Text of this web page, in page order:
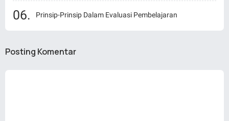
Prinsip-Prinsip Dalam Evaluasi Pembelajaran
Posting Komentar